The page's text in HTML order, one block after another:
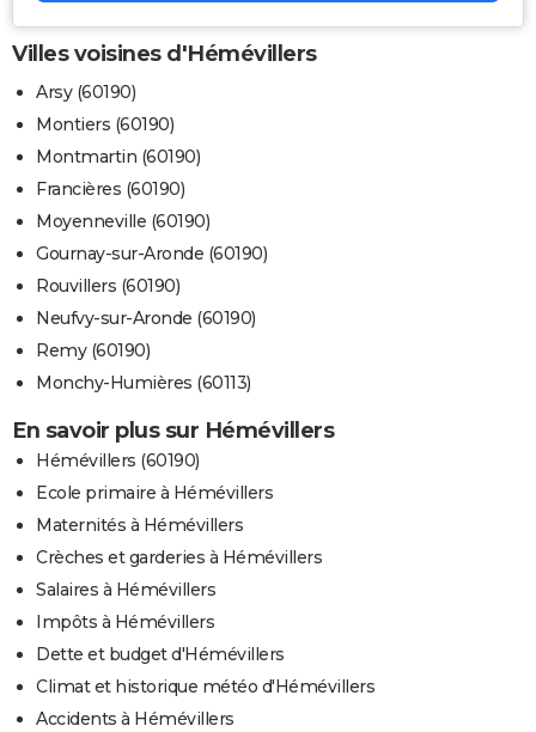
Villes voisines d'Hémévillers
Arsy (60190)
Montiers (60190)
Montmartin (60190)
Francières (60190)
Moyenneville (60190)
Gournay-sur-Aronde (60190)
Rouvillers (60190)
Neufvy-sur-Aronde (60190)
Remy (60190)
Monchy-Humières (60113)
En savoir plus sur Hémévillers
Hémévillers (60190)
Ecole primaire à Hémévillers
Maternités à Hémévillers
Crèches et garderies à Hémévillers
Salaires à Hémévillers
Impôts à Hémévillers
Dette et budget d'Hémévillers
Climat et historique météo d'Hémévillers
Accidents à Hémévillers